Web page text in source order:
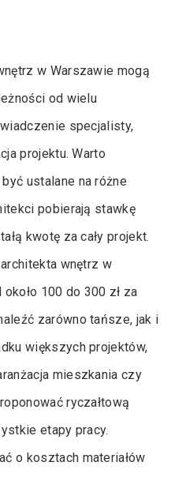
w Warszawie mogą
od wielu
specjalisty,
projektu. Warto
ustalane na różne
pobierają stawkę
kwotę za cały projekt.
wnętrz w
100 do 300 zł za
zarówno tańsze, jak i
większych projektów,
mieszkania czy
ryczałtową
etapy pracy.
o kosztach materiałów